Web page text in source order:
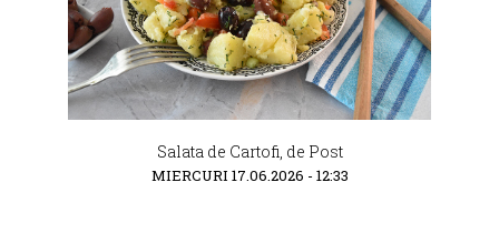
Salata de Cartofi, de Post
MIERCURI 17.06.2026 - 12:33